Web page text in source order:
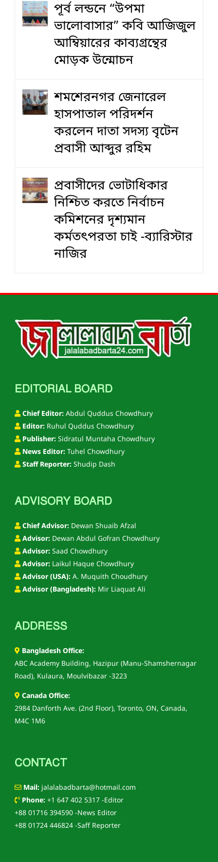
পূর্ব লন্ডনে “উপমা
ভালোবাসার” কবি আজিজুল
আম্বিয়ারের কাব্যগ্রন্থের
মোড়ক উন্মোচন
শমশেরনগর জেনারেল
হাসপাতাল পরিদর্শন
করলেন দাতা সদস্য বৃটেন
প্রবাসী আব্দুর রহিম
প্রবাসীদের ভোটাধিকার
নিশ্চিত করতে নির্বাচন
কমিশনের দৃশ‍্যমান
কর্মতৎপরতা চাই -ব্যারিস্টার
নাজির
EDITORIAL BOARD
Chief Editor: Abdul Quddus Chowdhury
Editor: Ruhul Quddus Chowdhury
Publisher: Sidratul Muntaha Chowdhury
News Editor: Tuhel Chowdhury
Staff Reporter: Shudip Dash
ADVISORY BOARD
Chief Advisor: Dewan Shuaib Afzal
Advisor: Dewan Abdul Gofran Chowdhury
Advisor: Saad Chowdhury
Advisor: Laikul Haque Chowdhury
Advisor (USA): A. Muquith Choudhury
Advisor (Bangladesh): Mir Liaquat Ali
ADDRESS
Bangladesh Office:
ABC Academy Building, Hazipur (Manu-Shamshernagar
Road), Kulaura, Moulvibazar -3223
Canada Office:
2984 Danforth Ave. (2nd Floor), Toronto, ON, Canada,
M4C 1M6
CONTACT
Mail: jalalabadbarta@hotmail.com
Phone: +1 647 402 5317 -Editor
+88 01716 394590 -News Editor
+88 01724 446824 -Saff Reporter